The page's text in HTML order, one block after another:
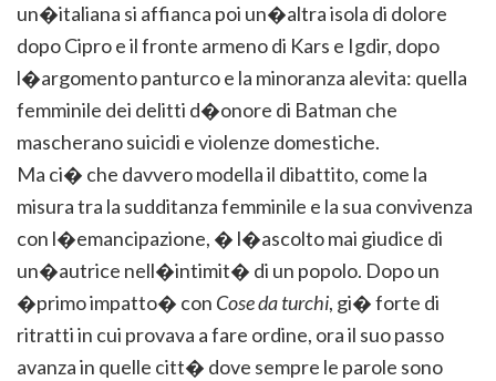
un�italiana si affianca poi un�altra isola di dolore
dopo Cipro e il fronte armeno di Kars e Igdir, dopo
l�argomento panturco e la minoranza alevita: quella
femminile dei delitti d�onore di Batman che
mascherano suicidi e violenze domestiche.
Ma ci� che davvero modella il dibattito, come la
misura tra la sudditanza femminile e la sua convivenza
con l�emancipazione, � l�ascolto mai giudice di
un�autrice nell�intimit� di un popolo. Dopo un
�primo impatto� con Cose da turchi, gi� forte di
ritratti in cui provava a fare ordine, ora il suo passo
avanza in quelle citt� dove sempre le parole sono